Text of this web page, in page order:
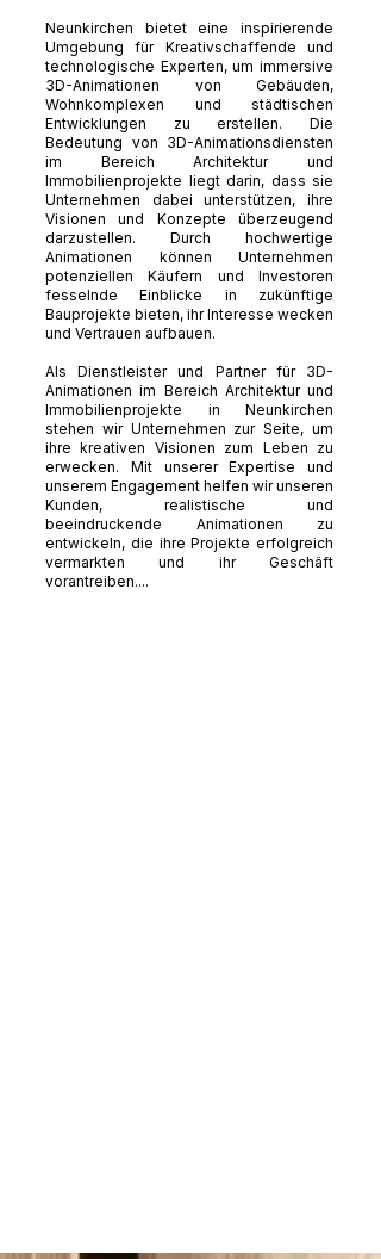
Neunkirchen bietet eine inspirierende
Umgebung für Kreativschaffende und
technologische Experten, um immersive
3D-Animationen von Gebäuden,
Wohnkomplexen und städtischen
Entwicklungen zu erstellen. Die
Bedeutung von 3D-Animationsdiensten
im Bereich Architektur und
Immobilienprojekte liegt darin, dass sie
Unternehmen dabei unterstützen, ihre
Visionen und Konzepte überzeugend
darzustellen. Durch hochwertige
Animationen können Unternehmen
potenziellen Käufern und Investoren
fesselnde Einblicke in zukünftige
Bauprojekte bieten, ihr Interesse wecken
und Vertrauen aufbauen.
Als Dienstleister und Partner für 3D-
Animationen im Bereich Architektur und
Immobilienprojekte in Neunkirchen
stehen wir Unternehmen zur Seite, um
ihre kreativen Visionen zum Leben zu
erwecken. Mit unserer Expertise und
unserem Engagement helfen wir unseren
Kunden, realistische und
beeindruckende Animationen zu
entwickeln, die ihre Projekte erfolgreich
vermarkten und ihr Geschäft
vorantreiben....